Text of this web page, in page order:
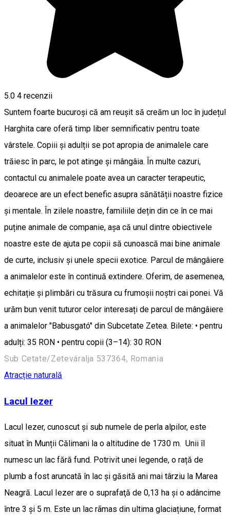
5.0 4 recenzii
Suntem foarte bucuroși că am reușit să creăm un loc în județul
Harghita care oferă timp liber semnificativ pentru toate
vârstele. Copiii și adulții se pot apropia de animalele care
trăiesc în parc, le pot atinge și mângâia. În multe cazuri,
contactul cu animalele poate avea un caracter terapeutic,
deoarece are un efect benefic asupra sănătății noastre fizice
și mentale. În zilele noastre, familiile dețin din ce în ce mai
puține animale de companie, așa că unul dintre obiectivele
noastre este de ajuta pe copii să cunoască mai bine animale
de curte, inclusiv și unele specii exotice. Parcul de mângâiere
a animalelor este în continuă extindere. Oferim, de asemenea,
echitație și plimbări cu trăsura cu frumoșii noștri cai ponei. Vă
urăm bun venit tuturor celor interesați de parcul de mângâiere
a animalelor "Babusgató" din Subcetate Zetea. Bilete: • pentru
adulți: 35 RON • pentru copii (3–14): 30 RON
Sub Cetate/Zeteváralja 537364, Romania
Atracție naturală
Lacul Iezer
Lacul Iezer, cunoscut și sub numele de perla alpilor, este
situat în Munții Călimani la o altitudine de 1730 m. Unii îl
numesc un lac fără fund. Potrivit unei legende, o rață de
plumb a fost aruncată în lac și găsită ani mai târziu la Marea
Neagră. Lacul Iezer are o suprafaţă de 0,13 ha şi o adâncime
între 3 şi 5 m. Este un lac rãmas din ultima glaciațiune, format